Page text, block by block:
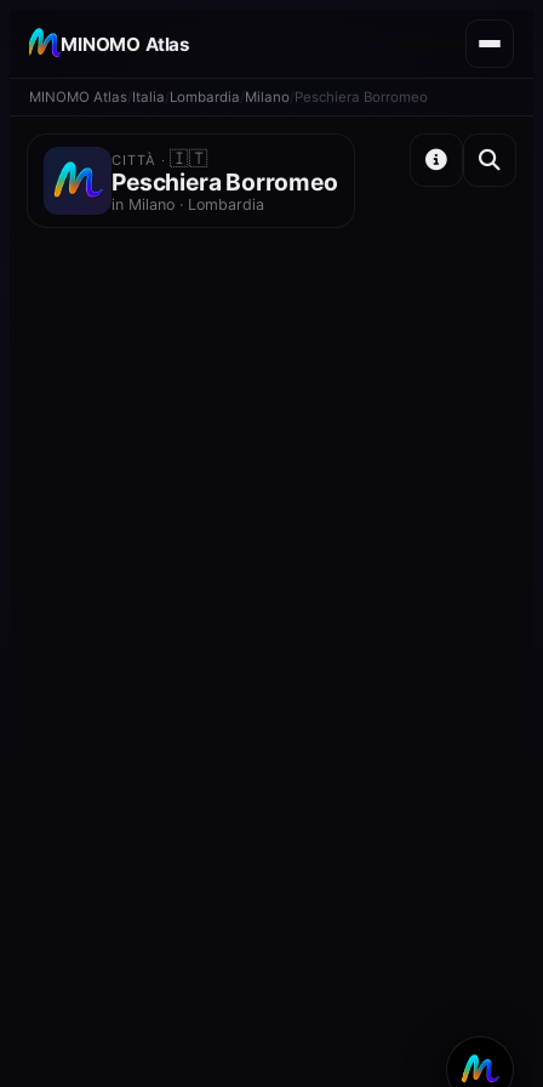
MINOMO Atlas
MINOMO Atlas Italia Lombardia Milano Peschiera Borromeo
CITTÀ ·🇮🇹
Peschiera Borromeo
in Milano · Lombardia